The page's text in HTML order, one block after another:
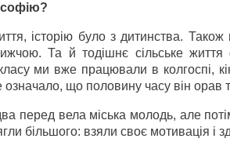
історію було з дитинства. Також
Та й тодішнє сільське життя
ми вже працювали в колгоспі,
що половину часу він
перед вела міська молодь, але
більшого: взяли своє мотивація і